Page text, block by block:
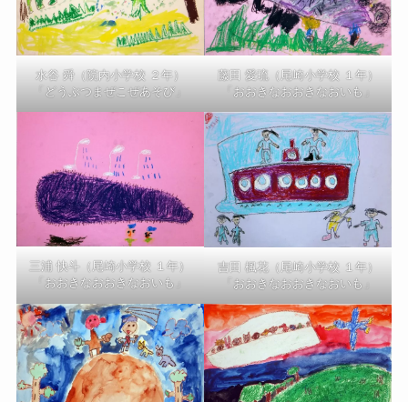
水谷 舜（院内小学校 ２年）
「どうぶつまぜこぜあそび」
藤田 愛琉（尾崎小学校 １年）
「おおきなおおきなおいも」
三浦 快斗（尾崎小学校 １年）
「おおきなおおきなおいも」
吉田 楓花（尾崎小学校 １年）
「おおきなおおきなおいも」